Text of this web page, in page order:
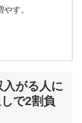
す。
がる人に
で2割負